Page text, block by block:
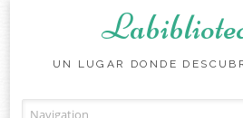
UN LUGAR DONDE